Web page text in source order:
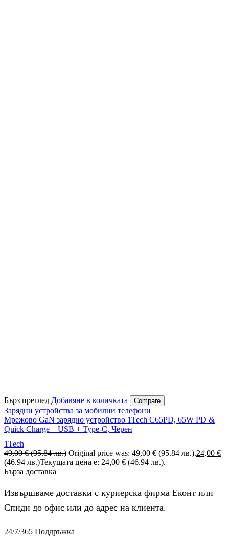
Бърз преглед Добавяне в количката Compare
Зарядни устройства за мобилни телефони
Мрежово GaN зарядно устройство 1Tech C65PD, 65W PD &
Quick Charge – USB + Type-C, Черен
1Tech
49,00€ (95.84 лв.) Original price was: 49,00 € (95.84 лв.).24,00 €
(46.94 лв.)Текущата цена е: 24,00 € (46.94 лв.).
Бърза доставка
Извършваме доставки с куриерска фирма Еконт или
Спиди до офис или до адрес на клиента.
24/7/365 Поддръжка